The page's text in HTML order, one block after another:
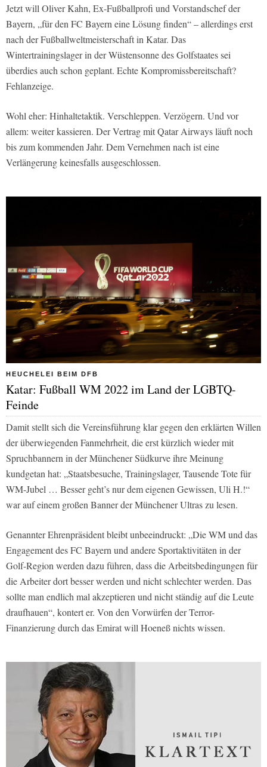
Jetzt will Oliver Kahn, Ex-Fußballprofi und Vorstandschef der
Bayern, „für den FC Bayern eine Lösung finden“ – allerdings erst
nach der Fußballweltmeisterschaft in Katar. Das
Wintertrainingslager in der Wüstensonne des Golfstaates sei
überdies auch schon geplant. Echte Kompromissbereitschaft?
Fehlanzeige.
Wohl eher: Hinhaltetaktik. Verschleppen. Verzögern. Und vor
allem: weiter kassieren. Der Vertrag mit Qatar Airways läuft noch
bis zum kommenden Jahr. Dem Vernehmen nach ist eine
Verlängerung keinesfalls ausgeschlossen.
HEUCHELEI BEIM DFB
Katar: Fußball WM 2022 im Land der LGBTQ-
Feinde
Damit stellt sich die Vereinsführung klar gegen den erklärten Willen
der überwiegenden Fanmehrheit, die erst kürzlich wieder mit
Spruchbannern in der Münchener Südkurve ihre Meinung
kundgetan hat: „Staatsbesuche, Trainingslager, Tausende Tote für
WM-Jubel … Besser geht’s nur dem eigenen Gewissen, Uli H.!“
war auf einem großen Banner der Münchener Ultras zu lesen.
Genannter Ehrenpräsident bleibt unbeeindruckt: „Die WM und das
Engagement des FC Bayern und andere Sportaktivitäten in der
Golf-Region werden dazu führen, dass die Arbeitsbedingungen für
die Arbeiter dort besser werden und nicht schlechter werden. Das
sollte man endlich mal akzeptieren und nicht ständig auf die Leute
draufhauen“, kontert er. Von den Vorwürfen der Terror-
Finanzierung durch das Emirat will Hoeneß nichts wissen.